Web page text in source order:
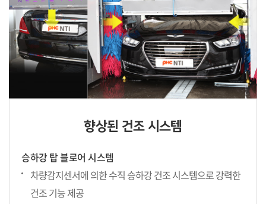
향상된 건조 시스템
승하강 탑 블로어 시스템
차량감지센서에 의한 수직 승하강 건조 시스템으로 강력한
건조 기능 제공